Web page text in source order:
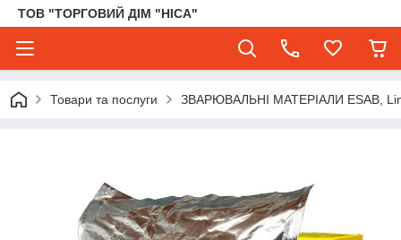
ТОВ "ТОРГОВИЙ ДІМ "НІСА"
Товари та послуги ЗВАРЮВАЛЬНІ МАТЕРІАЛИ ESAB,